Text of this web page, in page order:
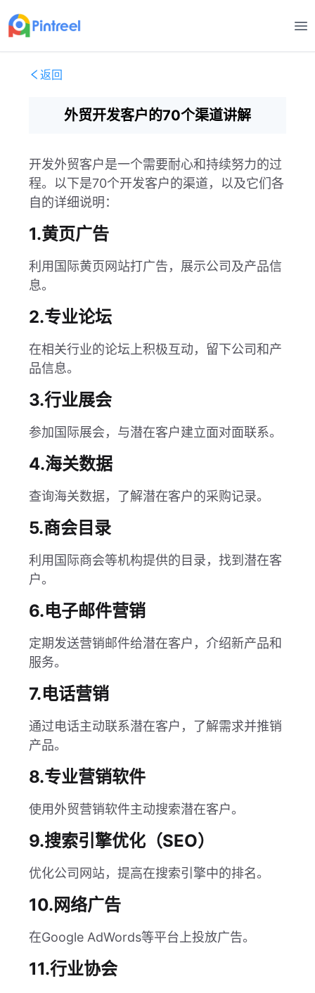
打
返回
外贸开发客户的70个渠道讲解
开发外贸客户是一个需要耐心和持续努力的过
程。以下是70个开发客户的渠道，以及它们各
自的详细说明：
1.黄页广告
利用国际黄页网站打广告，展示公司及产品信
息。
2.专业论坛
在相关行业的论坛上积极互动，留下公司和产
品信息。
3.行业展会
参加国际展会，与潜在客户建立面对面联系。
4.海关数据
查询海关数据，了解潜在客户的采购记录。
5.商会目录
利用国际商会等机构提供的目录，找到潜在客
户。
6.电子邮件营销
定期发送营销邮件给潜在客户，介绍新产品和
服务。
7.电话营销
通过电话主动联系潜在客户，了解需求并推销
产品。
8.专业营销软件
使用外贸营销软件主动搜索潜在客户。
9.搜索引擎优化（SEO）
优化公司网站，提高在搜索引擎中的排名。
10.网络广告
在Google AdWords等平台上投放广告。
11.行业协会